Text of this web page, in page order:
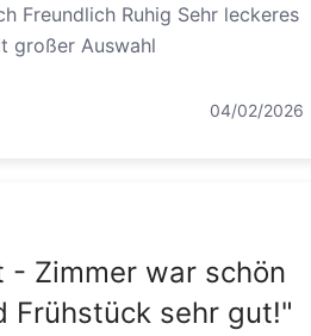
Freundlich Ruhig Sehr leckeres
großer Auswahl
04/02/2026
- Zimmer war schön
Frühstück sehr gut!"